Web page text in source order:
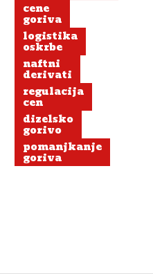
cene
goriva
logistika
oskrbe
naftni
derivati
regulacija
cen
dizelsko
gorivo
pomanjkanje
goriva